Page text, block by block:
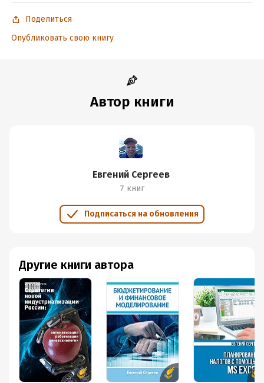
Год издания: 2020
Поделиться
Опубликовать свою книгу
Автор книги
Евгений Сергеев
7 книг
Подписаться на обновления
Другие книги автора